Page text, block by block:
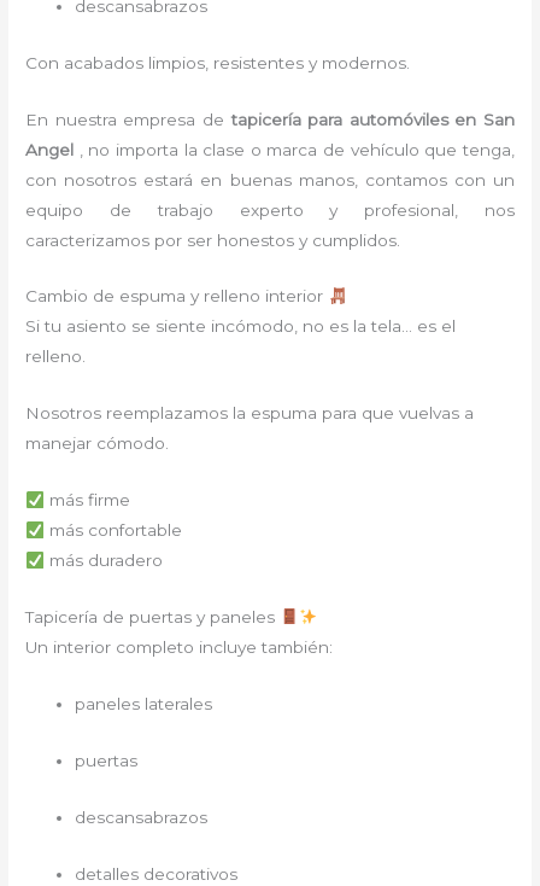
descansabrazos
Con acabados limpios, resistentes y modernos.
En nuestra empresa detapicería para automóviles en San
Angel
, no importa la clase o marca de vehículo que tenga,
con nosotros estará en buenas manos, contamos con un
equipo de trabajo experto y profesional, nos
caracterizamos por ser honestos y cumplidos.
Cambio de espuma y relleno interior
Si tu asiento se siente incómodo, no es la tela… es el
relleno.
Nosotros reemplazamos la espuma para que vuelvas a
manejar cómodo.
más firme
más confortable
más duradero
Tapicería de puertas y paneles
Un interior completo incluye también:
paneles laterales
puertas
descansabrazos
detalles decorativos